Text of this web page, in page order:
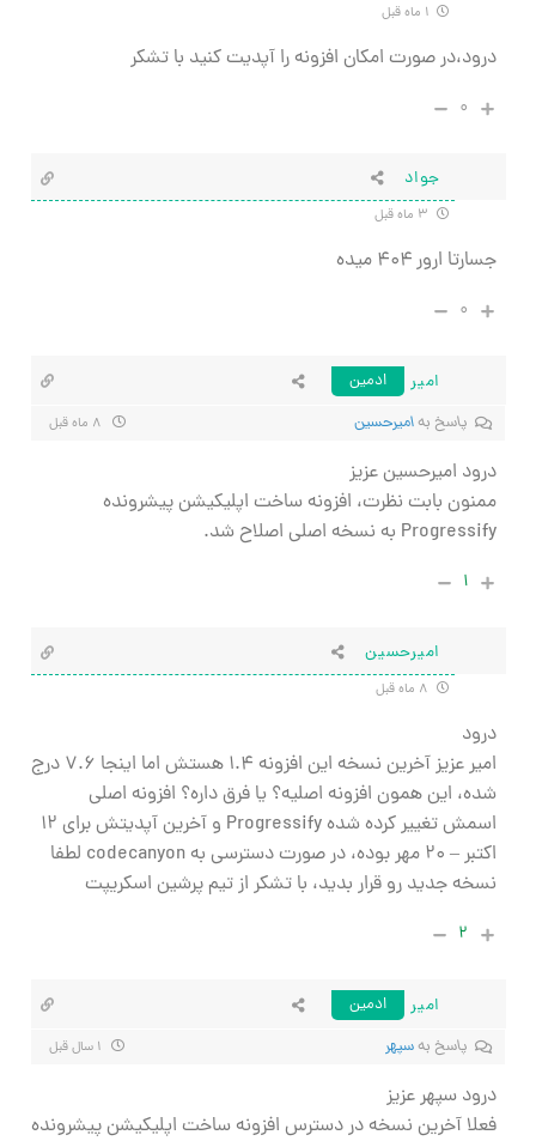
درود،در صورت امکان افزونه را آپدیت کنید با تشکر
۰
جواد
جسارتا ارور ۴۰۴ میده
۰
امیر
ادمین
پاسخ بهامیرحسین
درود امیرحسین عزیز
ممنون بابت نظرت، افزونه ساخت اپلیکیشن پیشرونده
Progressify به نسخه اصلی اصلاح شد.
۱
امیرحسین
درود
امیر عزیز آخرین نسخه این افزونه 1.4 هستش اما اینجا 7.6 درج
شده، این همون افزونه اصلیه؟ یا فرق داره؟ افزونه اصلی
اسمش تغییر کرده شده Progressify و آخرین آپدیتش برای 12
اکتبر – 20 مهر بوده، در صورت دسترسی به codecanyon لطفا
نسخه جدید رو قرار بدید، با تشکر از تیم پرشین اسکریپت
۲
امیر
ادمین
پاسخ بهسپهر
درود سپهر عزیز
فعلا آخرین نسخه در دسترس افزونه ساخت اپلیکیشن پیشرونده